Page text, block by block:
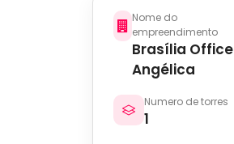
Nome do
empreendimento
Brasília Office
Angélica
Numero de torres
1